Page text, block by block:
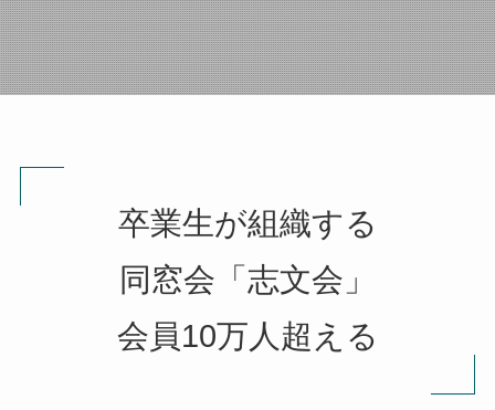
卒業生が組織する
同窓会「志文会」
会員10万人超える